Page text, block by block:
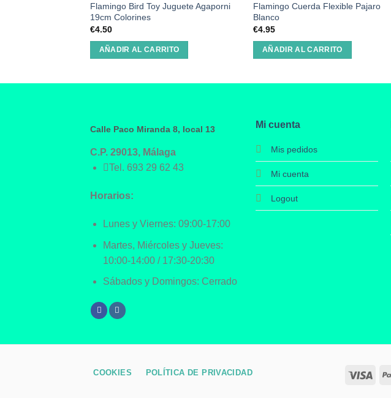
Flamingo Bird Toy Juguete Agaporni
19cm Colorines
€4.50
AÑADIR AL CARRITO
Flamingo Cuerda Flexible Pajaro
Blanco
€4.95
AÑADIR AL CARRITO
Calle Paco Miranda 8, local 13
C.P. 29013, Málaga
Tel. 693 29 62 43
Horarios:
Lunes y Viernes: 09:00-17:00
Martes, Miércoles y Jueves:
10:00-14:00 / 17:30-20:30
Sábados y Domingos: Cerrado
Mi cuenta
Mis pedidos
Mi cuenta
Logout
COOKIES POLÍTICA DE PRIVACIDAD